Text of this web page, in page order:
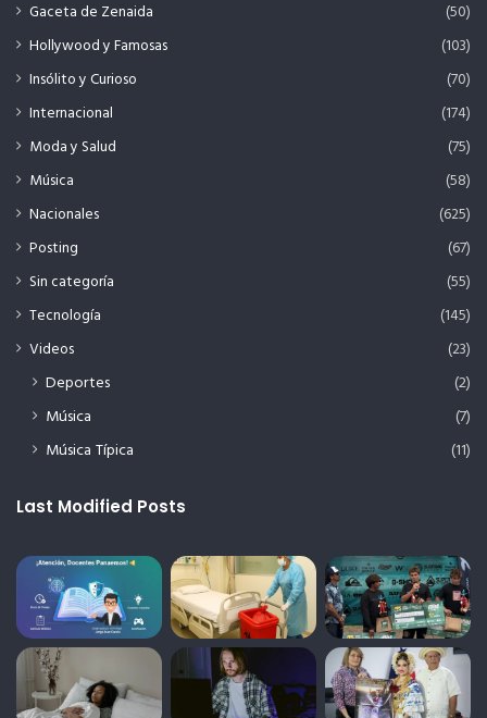
Gaceta de Zenaida
(50)
Hollywood y Famosas
(103)
Insólito y Curioso
(70)
Internacional
(174)
Moda y Salud
(75)
Música
(58)
Nacionales
(625)
Posting
(67)
Sin categoría
(55)
Tecnología
(145)
Videos
(23)
Deportes
(2)
Música
(7)
Música Típica
(11)
Last Modified Posts